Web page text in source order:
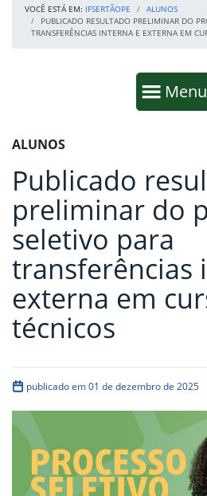
VOCÊ ESTÁ EM: IFSERTÃOPE
ALUNOS
PUBLICADO RESULTADO PRELIMINAR DO
TRANSFERÊNCIAS INTERNA E EXTERNA EM
Menu
Fim da navegação
Início do conteúdo
ALUNOS
Publicado
preliminar do
seletivo para
transferências
externa em
técnicos
publicado em 01 de dezembro de 2025